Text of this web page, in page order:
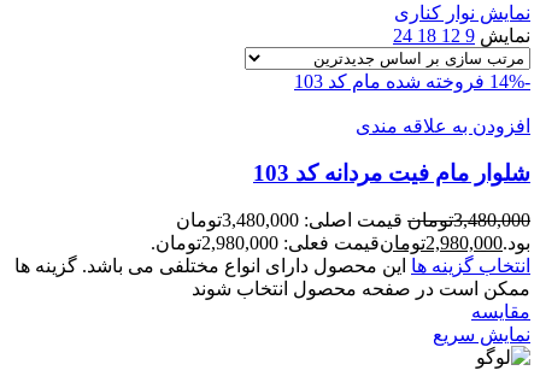
نمایش نوار کناری
نمایش 9
12
18
24
-14% فروخته شده مام کد 103
افزودن به علاقه مندی
شلوار مام فيت مردانه کد 103
3,480,000تومان
قیمت اصلی: 3,480,000تومان
بود.2,980,000تومانقیمت فعلی: 2,980,000تومان.
انتخاب گزینه ها این محصول دارای انواع مختلفی می باشد. گزینه ها
ممکن است در صفحه محصول انتخاب شوند
مقايسه
نمایش سریع